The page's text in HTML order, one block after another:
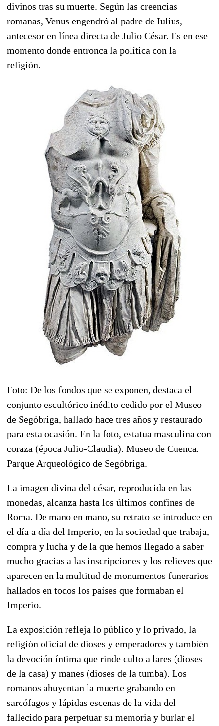
divinos tras su muerte. Según las creencias
romanas, Venus engendró al padre de Iulius,
antecesor en línea directa de Julio César. Es en ese
momento donde entronca la política con la
religión.
Foto: De los fondos que se exponen, destaca el
conjunto escultórico inédito cedido por el Museo
de Segóbriga, hallado hace tres años y restaurado
para esta ocasión. En la foto, estatua masculina con
coraza (época Julio-Claudia). Museo de Cuenca.
Parque Arqueológico de Segóbriga.
La imagen divina del césar, reproducida en las
monedas, alcanza hasta los últimos confines de
Roma. De mano en mano, su retrato se introduce en
el día a día del Imperio, en la sociedad que trabaja,
compra y lucha y de la que hemos llegado a saber
mucho gracias a las inscripciones y los relieves que
aparecen en la multitud de monumentos funerarios
hallados en todos los países que formaban el
Imperio.
La exposición refleja lo público y lo privado, la
religión oficial de dioses y emperadores y también
la devoción íntima que rinde culto a lares (dioses
de la casa) y manes (dioses de la tumba). Los
romanos ahuyentan la muerte grabando en
sarcófagos y lápidas escenas de la vida del
fallecido para perpetuar su memoria y burlar el